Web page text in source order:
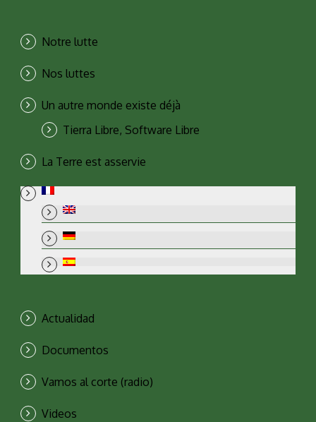
Notre lutte
Nos luttes
Un autre monde existe déjà
Tierra Libre, Software Libre
La Terre est asservie
Actualidad
Documentos
Vamos al corte (radio)
Videos